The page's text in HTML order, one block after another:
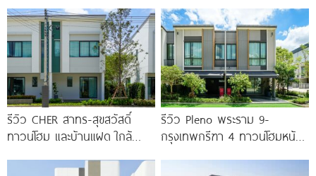
MEGA บางนา เพียง
รีวิว CHER สาทร-สุขสวัสดิ์
ทาวน์โฮม และบ้านแฝด ใกล้
ใต้ สถานีแยกประชาอุทิศ เริ่ม
รีวิว Pleno พระราม 9-
กรุงเทพกรีฑา 4 ทาวน์โฮมหน้า